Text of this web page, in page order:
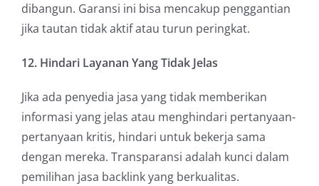
dibangun. Garansi ini bisa mencakup penggantian
jika tautan tidak aktif atau turun peringkat.
12. Hindari Layanan Yang Tidak Jelas
Jika ada penyedia jasa yang tidak memberikan
informasi yang jelas atau menghindari pertanyaan-
pertanyaan kritis, hindari untuk bekerja sama
dengan mereka. Transparansi adalah kunci dalam
pemilihan jasa backlink yang berkualitas.